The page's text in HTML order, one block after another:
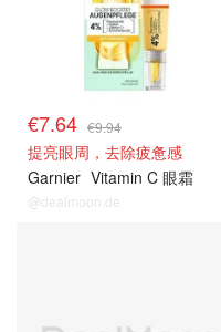
€7.64 €9.94
提亮眼周，去除疲惫感
Garnier Vitamin C 眼霜
@dealmoon.de